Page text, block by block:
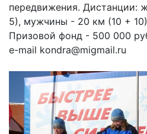
передвижения. Дистанции:
5), мужчины - 20 км (10 +
Призовой фонд - 500 000
e-mail kondra@migmail.ru